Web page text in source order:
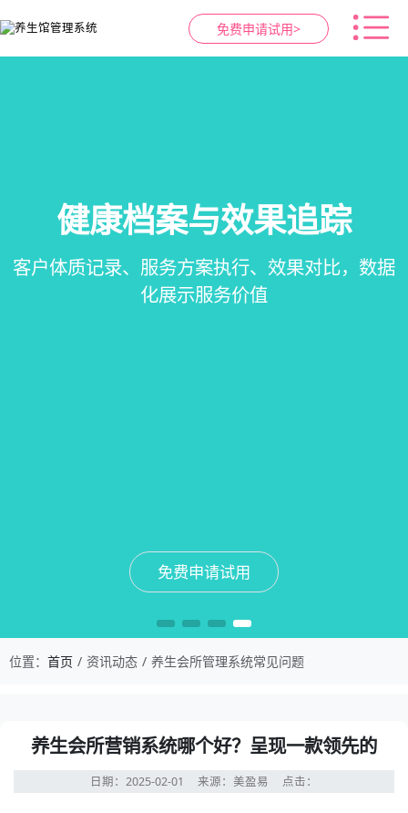
免费申请试用>
智慧养生馆管理系统
一站式解决养生馆预约、服务、会员、财务、营
销全流程数字化管理
免费申请试用
会员营销&锁客
会员积分、套餐定制、精准营销、客户关怀，提
升复购率与客单价
免费申请试用
预约与工位管理
在线预约、智能排班、技师调度、房间/床位状态
一目了然，提升资源利用率
免费申请试用
健康档案与效果追踪
客户体质记录、服务方案执行、效果对比，数据
化展示服务价值
免费申请试用
位置： 首页 资讯动态 养生会所管理系统常见问题
养生会所营销系统哪个好？呈现一款领先的
日期：2025-02-01 来源：美盈易 点击：